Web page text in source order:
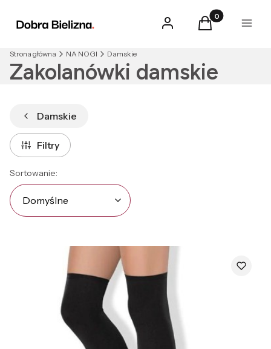
Zaloguj sięProdukty w
Koszyk Menu
Strona główna NA NOGI Damskie
Zakolanówki damskie
Damskie
Filtry
Lista produktów
Sortowanie:
Domyślne